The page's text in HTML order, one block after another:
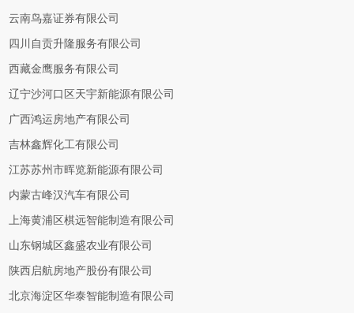
云南鸟嘉证券有限公司
四川自贡升隆服务有限公司
西藏金鹰服务有限公司
辽宁沙河口区天宇新能源有限公司
广西鸿运房地产有限公司
吉林鑫辉化工有限公司
江苏苏州市晖览新能源有限公司
内蒙古峰汉汽车有限公司
上海黄浦区棋远智能制造有限公司
山东钢城区鑫盛农业有限公司
陕西启航房地产股份有限公司
北京海淀区华泰智能制造有限公司